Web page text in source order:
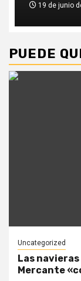
19 de junio de
PUEDE
Uncategorized
Las
Mercante